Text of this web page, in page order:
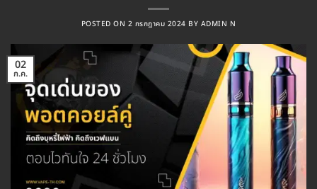
POSTED ON 2 กรกฎาคม 2024 BY ADMIN N
02
ก.ค.